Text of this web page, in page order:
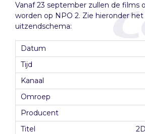
Vanaf 23 september zullen de films
worden op NPO 2. Zie hieronder
uitzendschema: